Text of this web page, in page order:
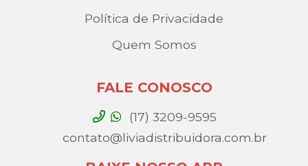
Política de Privacidade
Quem Somos
FALE CONOSCO
(17) 3209-9595
contato@liviadistribuidora.com.br